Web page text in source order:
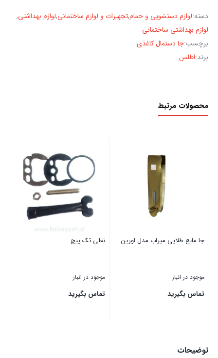
دسته:لوازم دستشویی و حمام,تجهیزات و لوازم ساختمانی,لوازم بهداشتی,
لوازم بهداشتی ساختمانی
برچسب:جا دستمال کاغذی
برند:اطلس
محصولات مرتبط
جا مایع طلایی میراب مدل اورین
موجود در انبار
تماس بگیرید
نعلی تک پیچ
موجود در انبار
تماس بگیرید
توضیحات